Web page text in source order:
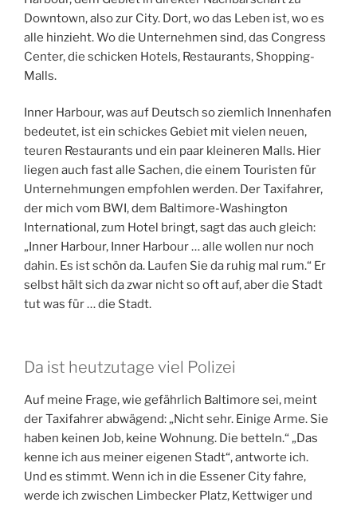
Downtown, also zur City. Dort, wo das Leben ist, wo es
alle hinzieht. Wo die Unternehmen sind, das Congress
Center, die schicken Hotels, Restaurants, Shopping-
Malls.
Inner Harbour, was auf Deutsch so ziemlich Innenhafen
bedeutet, ist ein schickes Gebiet mit vielen neuen,
teuren Restaurants und ein paar kleineren Malls. Hier
liegen auch fast alle Sachen, die einem Touristen für
Unternehmungen empfohlen werden. Der Taxifahrer,
der mich vom BWI, dem Baltimore-Washington
International, zum Hotel bringt, sagt das auch gleich:
„Inner Harbour, Inner Harbour … alle wollen nur noch
dahin. Es ist schön da. Laufen Sie da ruhig mal rum.“ Er
selbst hält sich da zwar nicht so oft auf, aber die Stadt
tut was für … die Stadt.
Da ist heutzutage viel Polizei
Auf meine Frage, wie gefährlich Baltimore sei, meint
der Taxifahrer abwägend: „Nicht sehr. Einige Arme. Sie
haben keinen Job, keine Wohnung. Die betteln.“ „Das
kenne ich aus meiner eigenen Stadt“, antworte ich.
Und es stimmt. Wenn ich in die Essener City fahre,
werde ich zwischen Limbecker Platz, Kettwiger und